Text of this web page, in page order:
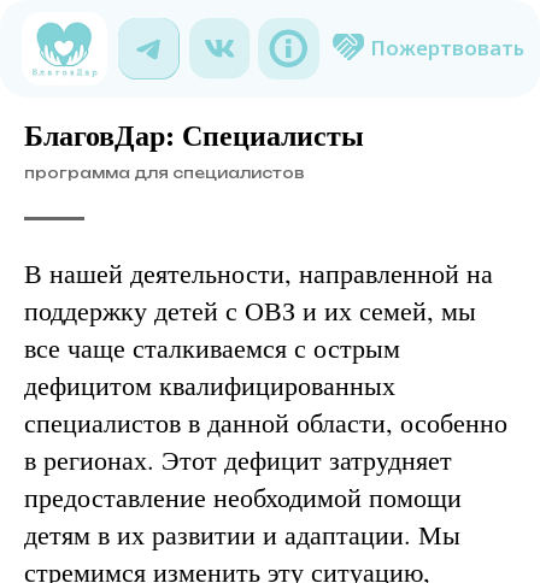
Пожертвовать
БлаговДар: Специалисты
программа для специалистов
В нашей деятельности, направленной на
поддержку детей с ОВЗ и их семей, мы
все чаще сталкиваемся с острым
дефицитом квалифицированных
специалистов в данной области, особенно
в регионах. Этот дефицит затрудняет
предоставление необходимой помощи
детям в их развитии и адаптации. Мы
стремимся изменить эту ситуацию,